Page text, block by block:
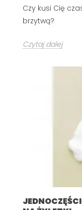
Czy kusi Cię
brzytwą?
Czytaj dalej